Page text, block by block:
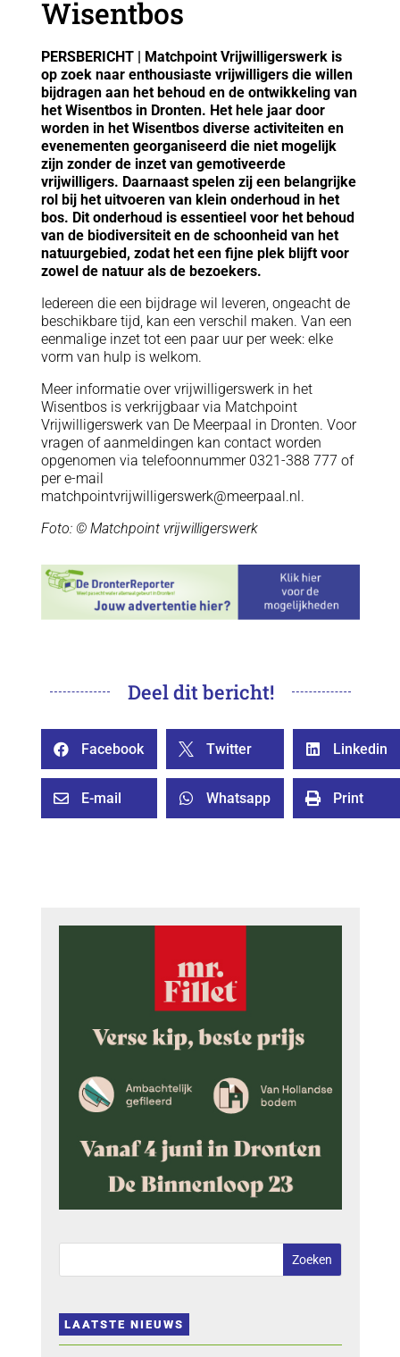
Wisentbos
PERSBERICHT | Matchpoint Vrijwilligerswerk is
op zoek naar enthousiaste vrijwilligers die willen
bijdragen aan het behoud en de ontwikkeling van
het Wisentbos in Dronten. Het hele jaar door
worden in het Wisentbos diverse activiteiten en
evenementen georganiseerd die niet mogelijk
zijn zonder de inzet van gemotiveerde
vrijwilligers. Daarnaast spelen zij een belangrijke
rol bij het uitvoeren van klein onderhoud in het
bos. Dit onderhoud is essentieel voor het behoud
van de biodiversiteit en de schoonheid van het
natuurgebied, zodat het een fijne plek blijft voor
zowel de natuur als de bezoekers.
Iedereen die een bijdrage wil leveren, ongeacht de
beschikbare tijd, kan een verschil maken. Van een
eenmalige inzet tot een paar uur per week: elke
vorm van hulp is welkom.
Meer informatie over vrijwilligerswerk in het
Wisentbos is verkrijgbaar via Matchpoint
Vrijwilligerswerk van De Meerpaal in Dronten. Voor
vragen of aanmeldingen kan contact worden
opgenomen via telefoonnummer 0321-388 777 of
per e-mail
matchpointvrijwilligerswerk@meerpaal.nl.
Foto: © Matchpoint vrijwilligerswerk
Deel dit bericht!
 Facebook  Twitter  Linkedin
 E-mail  Whatsapp  Print
LAATSTE NIEUWS